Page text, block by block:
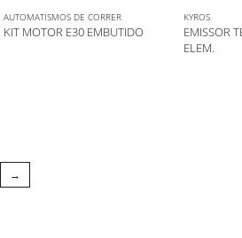
AUTOMATISMOS DE CORRER
KIT MOTOR E30 EMBUTIDO
KYROS
EMISSOR
ELEM.
→